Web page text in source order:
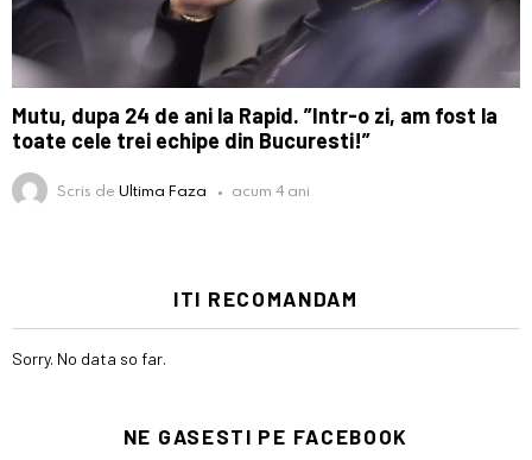
Mutu, dupa 24 de ani la Rapid. ”Intr-o zi, am fost la
toate cele trei echipe din Bucuresti!”
Scris deUltima Faza acum 4 ani
ITI RECOMANDAM
Sorry. No data so far.
NE GASESTI PE FACEBOOK